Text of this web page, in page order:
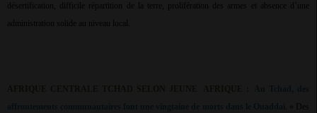
désertification, difficile répartition de la terre, prolifération des armes et absence d’une
administration solide au niveau local.
. « Des